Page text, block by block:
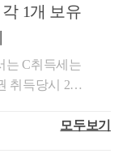
소유한 1세대
또는 오피스텔
업ㆍ직장이전
제지역의 취득
는 때에 1개의
받지 못합니
오지 않습니다.
1개 보유
는 C취득세는
취득당시 2주
정지역이라면 1
모두보기